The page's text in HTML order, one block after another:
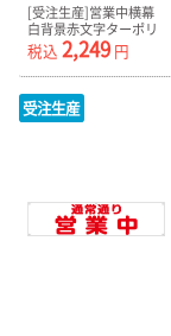
[受注生産]営業中横幕
白背景赤文字ターポリ
ン90cm×45cm
TA006-01
税込 2,249 円
受注生産